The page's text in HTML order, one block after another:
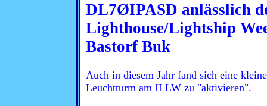
DL7ØIPASD anlässlich
Lighthouse/Lightship
Bastorf Buk
Auch in diesem Jahr fand sich eine
Leuchtturm am ILLW zu "aktivieren".